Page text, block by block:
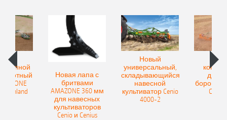
Onland
Новая лапа с
бритвами
AMAZONE 360 мм
для навесных
культиваторов
Cenio и Cenius
Новый
универсальный,
складывающийся
навесной
культиватор Cenio
4000-2
бороны